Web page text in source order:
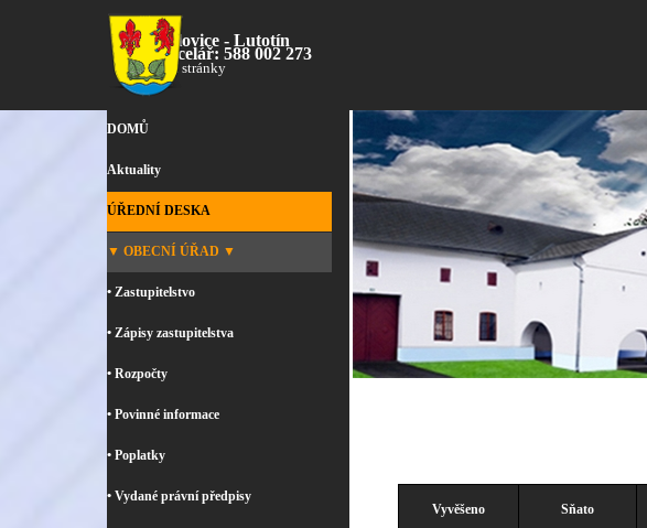
Bílovice - Lutotín
Kancelář: 588 002 273
oficiální stránky
DOMŮ
Aktuality
ÚŘEDNÍ DESKA
▼ OBECNÍ ÚŘAD ▼
• Zastupitelstvo
• Zápisy zastupitelstva
• Rozpočty
• Povinné informace
• Poplatky
• Vydané právní předpisy
Vyvěšeno Sňato